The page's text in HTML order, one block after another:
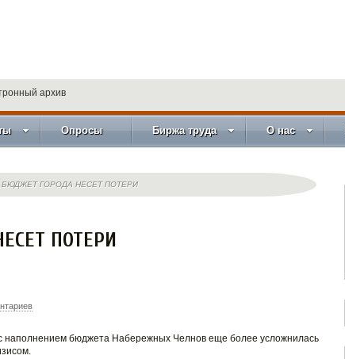
архив
Опросы Биржа труда О нас
БЮДЖЕТ ГОРОДА НЕСЕТ ПОТЕРИ
ПОТЕРИ
наполнением бюджета Набережных Челнов еще более усложнилась